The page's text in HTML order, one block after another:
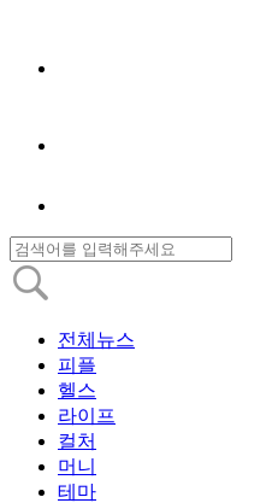
전체뉴스
피플
헬스
라이프
컬처
머니
테마